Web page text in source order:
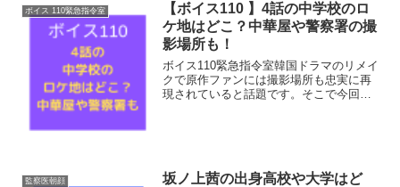
ボイス 110緊急指令室
【ボイス110 】4話の中学校のロ
ケ地はどこ？中華屋や警察署の撮
影場所も！
ボイス110緊急指令室韓国ドラマのリメイ
クで原作ファンには撮影場所も忠実に再
現されていると話題です。そこで今回は4
監察医朝顔
坂ノ上茜の出身高校や大学はど